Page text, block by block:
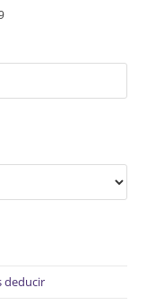
el
deducir